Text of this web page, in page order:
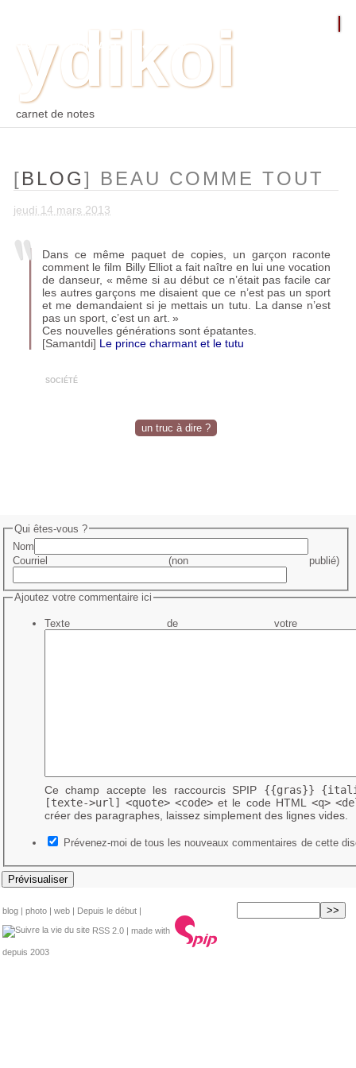
TAGS
CONTACT ⛵︎
ydikoi
carnet de notes
[BLOG] BEAU COMME TOUT
jeudi 14 mars 2013
Dans ce même paquet de copies, un garçon raconte
comment le film Billy Elliot a fait naître en lui une vocation
de danseur, « même si au début ce n’était pas facile car
les autres garçons me disaient que ce n’est pas un sport
et me demandaient si je mettais un tutu. La danse n’est
pas un sport, c’est un art. »
Ces nouvelles générations sont épatantes.
[Samantdi] Le prince charmant et le tutu
société
un truc à dire ?
Qui êtes-vous ?
Nom
Courriel (non publié)
Ajoutez votre commentaire ici
Texte de votre
Ce champ accepte les raccourcis SPIP {{gras}}
[texte->url]
<quote> <code>et le code HTML <q>
créer des paragraphes, laissez simplement des lignes vides.
Prévenez-moi de tous les nouveaux commentaires de cette
blog | photo | web | Depuis le début |
RSS 2.0 | made with
depuis 2003